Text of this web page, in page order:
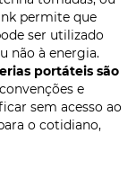
permite que
ser utilizado
não à energia.
portáteis são
e
sem acesso ao
o cotidiano,